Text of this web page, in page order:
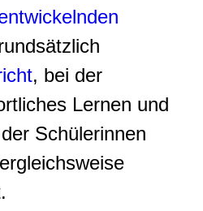
, bei der
Lernen und
Schülerinnen